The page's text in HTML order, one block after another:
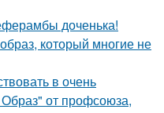
доченька!
который многие не
в очень
от профсоюза,